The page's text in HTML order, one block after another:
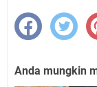
Anda mungkin